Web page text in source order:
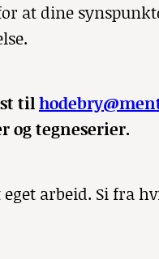
at dine
til
og tegneserier.
arbeid. Si fra